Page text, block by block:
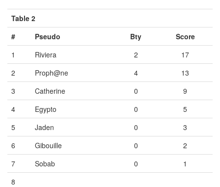
Table 2
#
Pseudo Bty
Score
1
Riviera 2
17
2
Proph@ne 4
13
3
Catherine 0
9
4
Egypto 0
5
5
Jaden 0
3
6
Gibouille 0
2
7
Sobab 0
1
8